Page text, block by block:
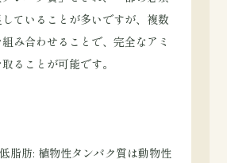
ていることが多いですが、複数
み合わせることで、完全なアミ
ることが可能です。
脂肪: 植物性タンパク質は動物性